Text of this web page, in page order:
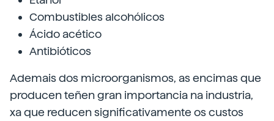
Combustibles alcohólicos
Ácido acético
Antibióticos
Ademais dos microorganismos, as encimas que
producen teñen gran importancia na industria,
xa que reducen significativamente os custos